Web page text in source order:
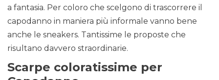
a fantasia. Per coloro che scelgono di trascorrere il
capodanno in maniera più informale vanno bene
anche le sneakers. Tantissime le proposte che
risultano davvero straordinarie.
Scarpe coloratissime per